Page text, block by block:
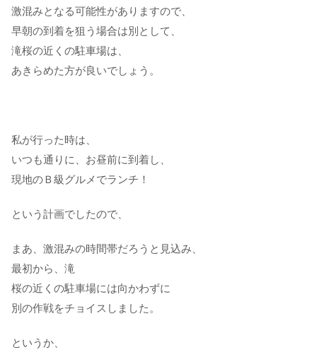
激混みとなる可能性がありますので、
早朝の到着を狙う場合は別として、
滝桜の近くの駐車場は、
あきらめた方が良いでしょう。
私が行った時は、
いつも通りに、お昼前に到着し、
現地のＢ級グルメでランチ！
という計画でしたので、
まあ、激混みの時間帯だろうと見込み、
最初から、滝
桜の近くの駐車場には向かわずに
別の作戦をチョイスしました。
というか、